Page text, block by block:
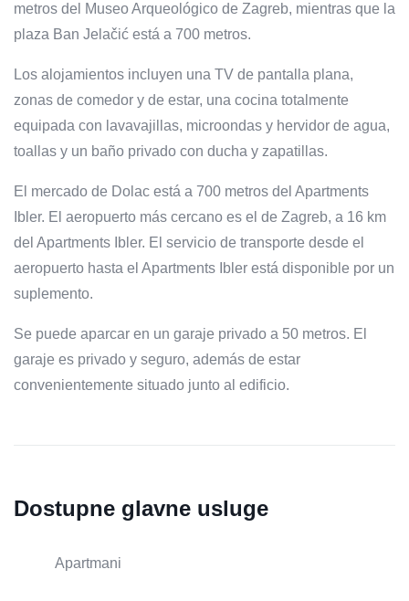
metros del Museo Arqueológico de Zagreb, mientras que la
plaza Ban Jelačić está a 700 metros.
Los alojamientos incluyen una TV de pantalla plana,
zonas de comedor y de estar, una cocina totalmente
equipada con lavavajillas, microondas y hervidor de agua,
toallas y un baño privado con ducha y zapatillas.
El mercado de Dolac está a 700 metros del Apartments
Ibler. El aeropuerto más cercano es el de Zagreb, a 16 km
del Apartments Ibler. El servicio de transporte desde el
aeropuerto hasta el Apartments Ibler está disponible por un
suplemento.
Se puede aparcar en un garaje privado a 50 metros. El
garaje es privado y seguro, además de estar
convenientemente situado junto al edificio.
Dostupne glavne usluge
Apartmani